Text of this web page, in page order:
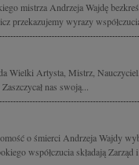
mistrza Andrzeja Wajdę
przekazujemy wyrazy
Wielki Artysta, Mistrz,
nas swoją...
o śmierci Andrzeja Wajdy
współczucia składają Zarząd